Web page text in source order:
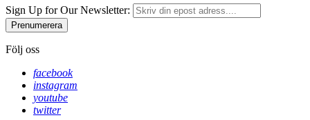
Sign Up for Our Newsletter:
Prenumerera
Följ oss
facebook
instagram
youtube
twitter